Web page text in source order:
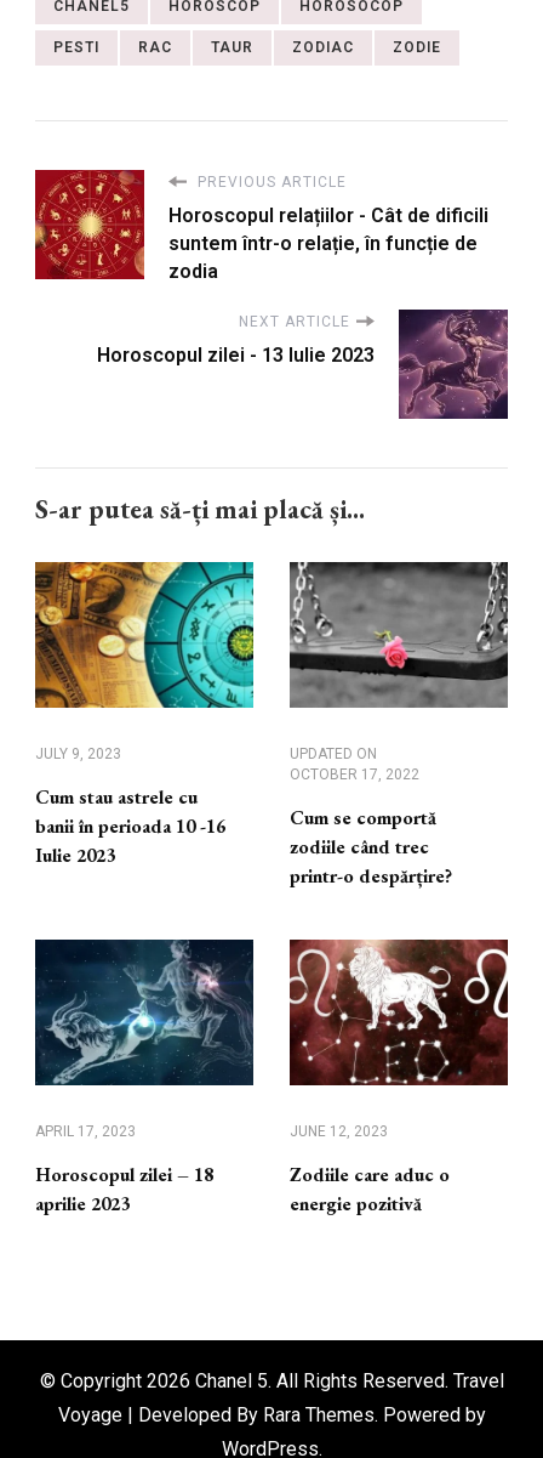
CHANEL5 HOROSCOP HOROSOCOP
PESTI RAC TAUR ZODIAC ZODIE
PREVIOUS ARTICLE
Horoscopul relațiilor - Cât de dificili
suntem într-o relație, în funcție de
zodia
NEXT ARTICLE
Horoscopul zilei - 13 Iulie 2023
S-ar putea să-ți mai placă și...
JULY 9, 2023
Cum stau astrele cu
banii în perioada 10 -16
Iulie 2023
UPDATED ON
OCTOBER 17, 2022
Cum se comportă
zodiile când trec
printr-o despărțire?
APRIL 17, 2023
Horoscopul zilei – 18
aprilie 2023
JUNE 12, 2023
Zodiile care aduc o
energie pozitivă
© Copyright 2026 Chanel 5. All Rights Reserved. Travel
Voyage | Developed By Rara Themes. Powered by
WordPress.